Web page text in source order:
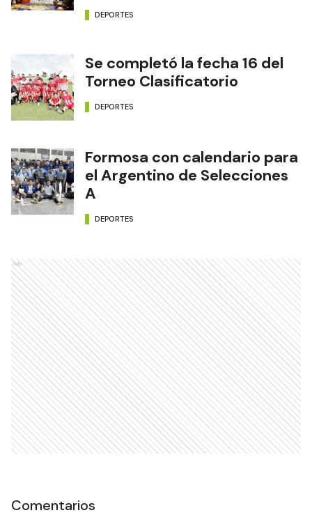
DEPORTES
Se completó la fecha 16 del
Torneo Clasificatorio
DEPORTES
Formosa con calendario para
el Argentino de Selecciones
A
DEPORTES
Ads
Comentarios